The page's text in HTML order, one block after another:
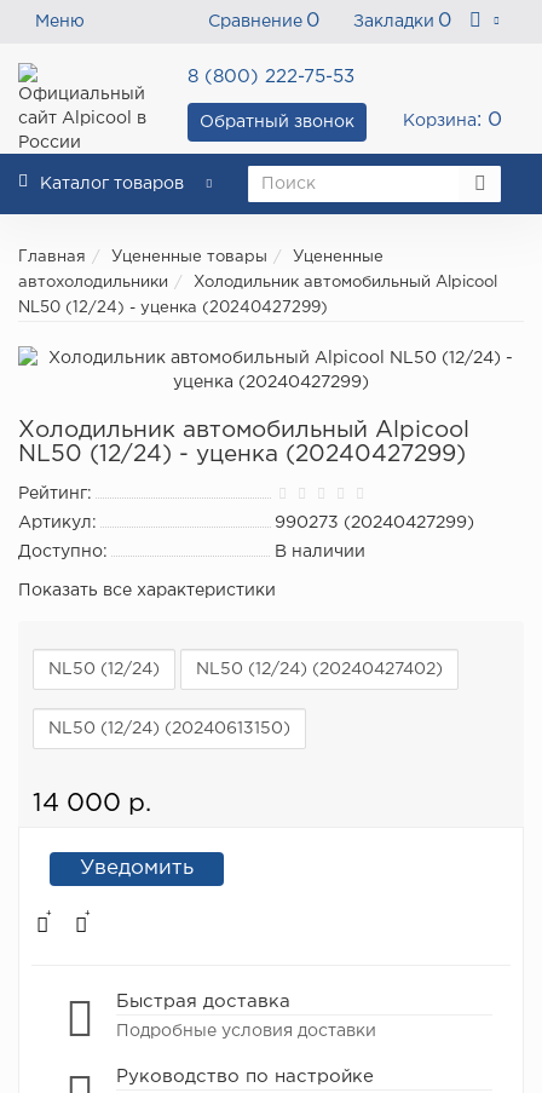
Меню Сравнение 0 Закладки 0
8 (800) 222-75-53
Обратный звонок Корзина: 0
Каталог товаров
Главная Уцененные товары
Уцененные
автохолодильники
Холодильник автомобильный Alpicool
NL50 (12/24) - уценка (20240427299)
Холодильник автомобильный Alpicool
NL50 (12/24) - уценка (20240427299)
Рейтинг:
Артикул:
990273 (20240427299)
Доступно:
В наличии
Показать все характеристики
NL50 (12/24) NL50 (12/24) (20240427402)
NL50 (12/24) (20240613150)
14 000 р.
Уведомить
Быстрая доставка
Подробные условия доставки
Руководство по настройке